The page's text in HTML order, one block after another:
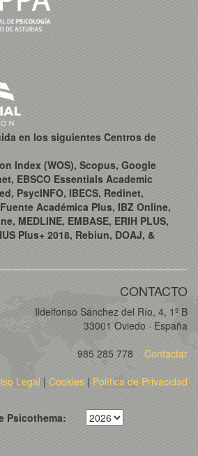
en los siguientes Centros de
Index (WOS), Scopus, Google
EBSCO Essentials Academic
PsycINFO, IBECS, Redinet,
Académica Plus, IBZ Online,
MEDLINE, EMBASE, ERIH PLUS,
Plus+ 2018, Rebiun, DOAJ, &
CONTACTO
Ildelfonso Sánchez del Río, 4, 1º B
33001 Oviedo · España
985 285 778
Contactar
Legal| Cookies | Política de Privacidad
Psicothema: